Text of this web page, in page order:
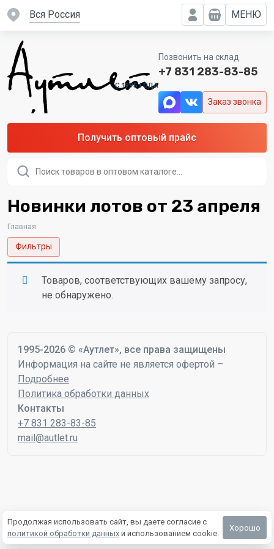
вся Россия МЕНЮ
C 1995 ГОДА
Позвонить на склад
+7 831 283-83-85
Заказ звонка
Получить оптовый прайс
товаров
Новинки лотов от 23 апреля
Главная
Фильтры
Товаров, соответствующих вашему запросу,
не обнаружено.
1995-2026 © «Аутлет», все права защищены
Информация на сайте не является офертой –
Подробнее
Политика обработки данных
Контакты
+7 831 283-83-85
mail@autlet.ru
Продолжая использовать сайт, вы даете согласие с
политикой обработки данных и использованием cookie.
Хорошо